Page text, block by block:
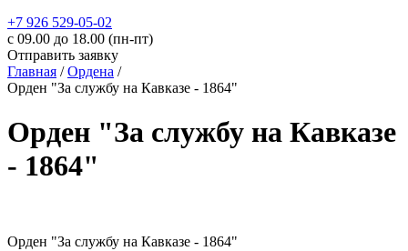
+7 926 529-05-02
c 09.00 до 18.00 (пн-пт)
Отправить заявку
Главная /Ордена /
Орден "За службу на Кавказе - 1864"
Орден "За службу на Кавказе
- 1864"
Орден "За службу на Кавказе - 1864"